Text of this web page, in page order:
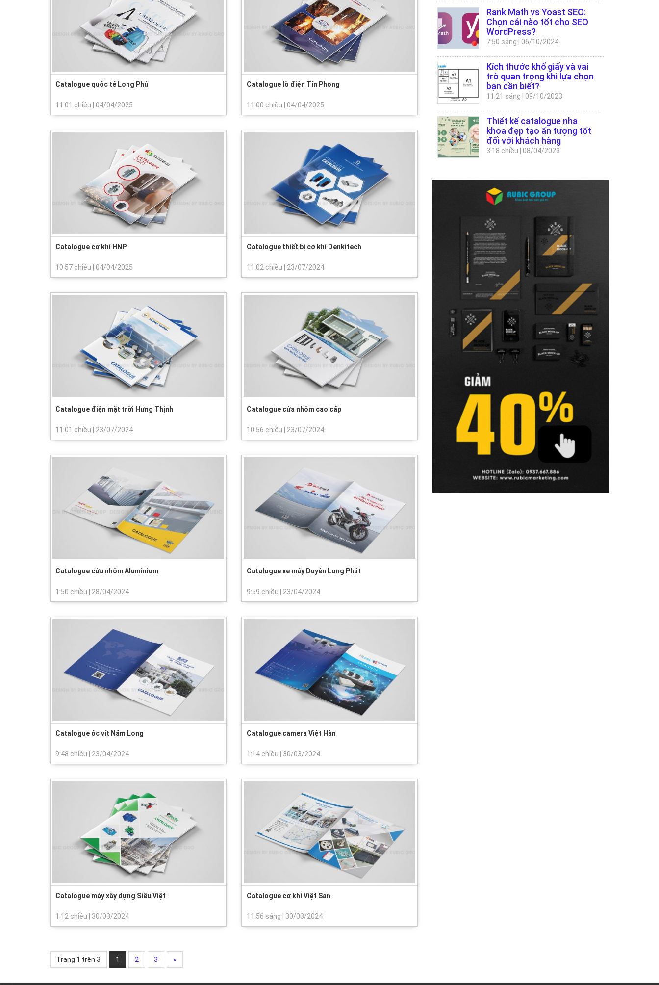
Catalogue quốc tế Long Phú
11:01 chiều 04/04/2025
Catalogue lò điện Tín Phong
11:00 chiều 04/04/2025
Catalogue cơ khí HNP
10:57 chiều 04/04/2025
Catalogue thiết bị cơ khí Denkitech
11:02 chiều 23/07/2024
Catalogue điện mặt trời Hưng Thịnh
11:01 chiều | 23/07/2024
Catalogue cửa nhôm cao cấp
10:56 chiều | 23/07/2024
Catalogue cửa nhôm Aluminium
1:50 chiều 28/04/2024
Catalogue xe máy Duyên Long Phát
9:59 chiều 23/04/2024
Catalogue ốc vít Năm Long
9:48 chiều 23/04/2024
Catalogue camera Việt Hàn
1:14 chiều 30/03/2024
Catalogue máy xây dựng Siêu Việt
1:12 chiều | 30/03/2024
Catalogue cơ khí Việt San
11:56 sáng | 30/03/2024
Trang 1 trên 3 1 2 3 »
Rank Math vs Yoast SEO:
Chọn cái nào tốt cho SEO
WordPress?
7:50 sáng 06/10/2024
Kích thước khổ giấy và vai
trò quan trọng khi lựa chọn
bạn cần biết?
11:21 sáng 09/10/2023
Thiết kế catalogue nha
khoa đẹp tạo ấn tượng tốt
đối với khách hàng
3:18 chiều 08/04/2023